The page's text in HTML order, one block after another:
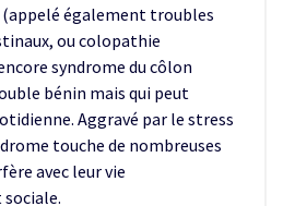
également troubles
ou colopathie
syndrome du côlon
bénin mais qui peut
Aggravé par le stress
touche de nombreuses
avec leur vie